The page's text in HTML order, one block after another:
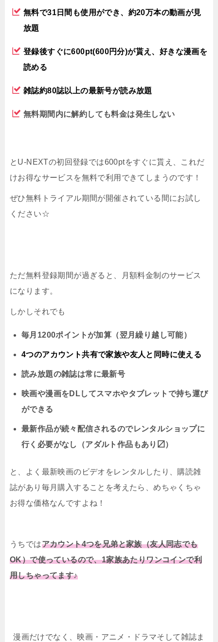
無料で31日間も使用ができ、約20万本の動画が見
放題
登録後すぐに600pt(600円分)が貰え、好きな漫画を
読める
雑誌約80誌以上の最新号が読み放題
無料期間内に解約しても料金は発生しない
とU-NEXTの初回登録では600ptをすぐに貰え、これだ
けお得なサービスを無料で利用できてしまうのです！
ぜひ無料トライアル期間が開催されている間にお試し
ください☆
ただ無料登録期間が過ぎると、月額料金制のサービス
になります。
しかしそれでも
毎月1200ポイントが加算（翌月繰り越し可能）
4つのアカウント共有で家族や友人と同時に使える
読み放題の雑誌は常に最新号
映画や漫画をDLしてスマホやタブレットで持ち運び
ができる
最新作品が続々配信されるのでレンタルショップに
行く必要がなし（アダルト作品もあり〼）
と、よく最新映画のビデオをレンタルしたり、購読雑
誌があり毎月購入することを考えたら、めちゃくちゃ
お得な価格なんですよね！
うちではアカウント4つを兄弟と家族（友人同志でも
OK）で使っているので、1家族あたりワンコインで利
用しちゃってます♪
漫画だけでなく、映画・アニメ・ドラマそして雑誌ま